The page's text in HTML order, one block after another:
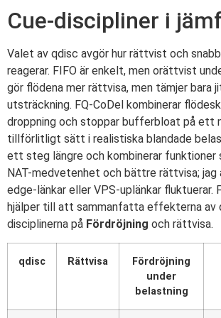
Cue-discipliner i
Valet av qdisc avgör hur rättvist och
reagerar. FIFO är enkelt, men orättvist
gör flödena mer rättvisa, men tämjer bara
utsträckning. FQ-CoDel kombinerar
droppning och stoppar bufferbloat på ett
tillförlitligt sätt i realistiska blandade
ett steg längre och kombinerar funktioner
NAT-medvetenhet och bättre rättvisa; jag
edge-länkar eller VPS-uplänkar fluktuerar.
hjälper till att sammanfatta effekterna av
disciplinerna på Fördröjning och rättvisa.
qdisc Rättvisa
Fördröjning
under
belastning